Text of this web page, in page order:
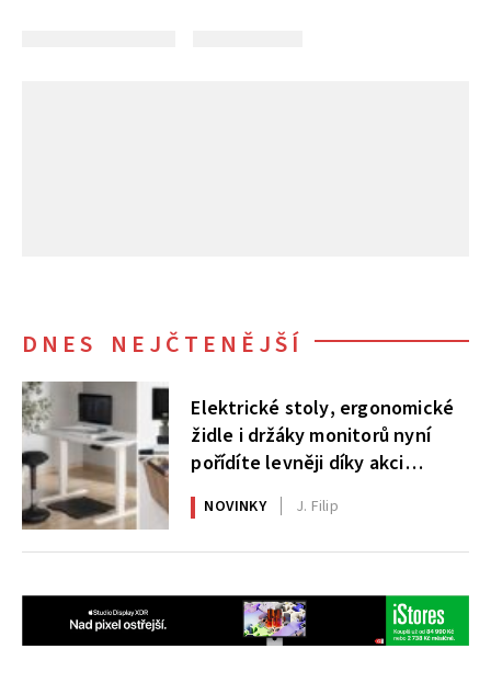
DNES NEJČTENĚJŠÍ
Elektrické stoly, ergonomické
židle i držáky monitorů nyní
pořídíte levněji díky akci
AlzaErgo
NOVINKY J. Filip